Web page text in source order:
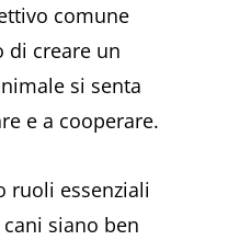
comune
di creare un
si senta
e a cooperare.
ruoli essenziali
siano ben